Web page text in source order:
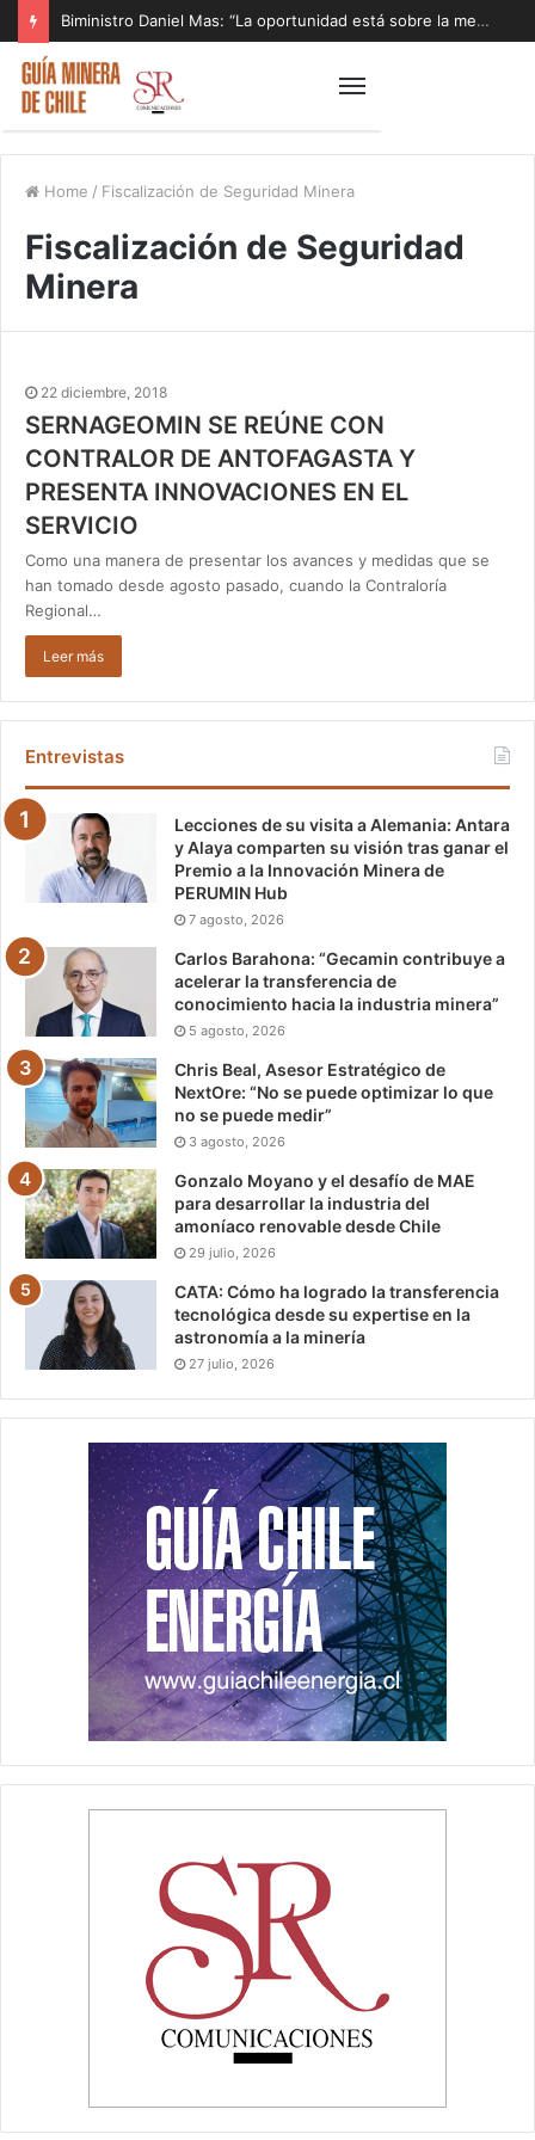
Biministro Daniel Mas: “La oportunidad está sobre la mesa y tenemos que aprovecharla”
Home / Fiscalización de Seguridad Minera
Fiscalización de Seguridad
Minera
22 diciembre, 2018
SERNAGEOMIN SE REÚNE CON
CONTRALOR DE ANTOFAGASTA Y
PRESENTA INNOVACIONES EN EL
SERVICIO
Como una manera de presentar los avances y medidas que se
han tomado desde agosto pasado, cuando la Contraloría
Regional…
Leer más
Entrevistas
Lecciones de su visita a Alemania: Antara
y Alaya comparten su visión tras ganar el
Premio a la Innovación Minera de
PERUMIN Hub
7 agosto, 2026
Carlos Barahona: “Gecamin contribuye a
acelerar la transferencia de
conocimiento hacia la industria minera”
5 agosto, 2026
Chris Beal, Asesor Estratégico de
NextOre: “No se puede optimizar lo que
no se puede medir”
3 agosto, 2026
Gonzalo Moyano y el desafío de MAE
para desarrollar la industria del
amoníaco renovable desde Chile
29 julio, 2026
CATA: Cómo ha logrado la transferencia
tecnológica desde su expertise en la
astronomía a la minería
27 julio, 2026